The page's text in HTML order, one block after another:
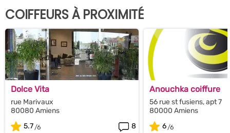
COIFFEURS À PROXIMITÉ
Dolce Vita
rue Marivaux
80080 Amiens
5.7
8
Anouchka coiffure
56 rue st fusiens, apt 7
80000 Amiens
6